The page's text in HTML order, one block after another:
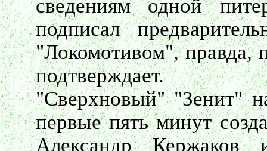
сведениям одной
подписал
"Локомотивом", правда,
подтверждает.
"Сверхновый" "Зенит"
первые пять минут
Александр Кержаков